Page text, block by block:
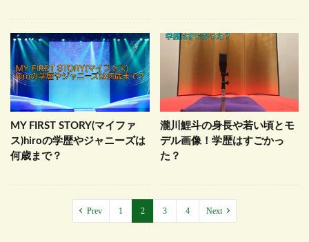
MY FIRST STORY(マイファ
ス)hiroの学歴やジャニーズは
何歳まで？
瀧川鯉斗の身長や若い頃とモ
デル画像！学歴はすごかっ
た？
Prev 1 2 3 4 Next